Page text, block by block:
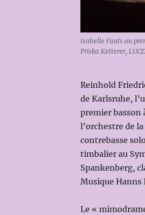
Isabelle Fauts au
Priska Ketterer,
Reinhold
de Karlsruhe,
premier basson
l’orchestre de
contrebasse
timbalier au
Spankenberg,
Musique Hanns
Le «